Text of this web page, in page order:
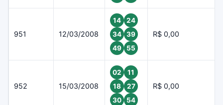
951 12/03/2008
14
24
34
39
49
55
R$ 0,00
952 15/03/2008
02
11
18
27
30
54
R$ 0,00